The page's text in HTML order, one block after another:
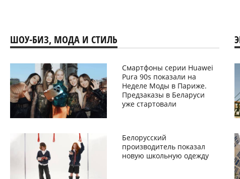
ШОУ-БИЗ, МОДА И СТИЛЬ
Смартфоны серии Huawei
Pura 90s показали на
Неделе Моды в Париже.
Предзаказы в Беларуси
уже стартовали
Белорусский
производитель показал
новую школьную одежду